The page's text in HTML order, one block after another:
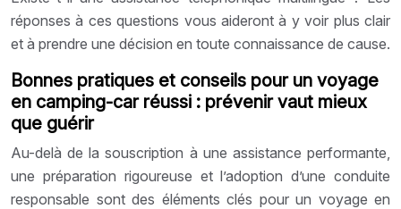
réponses à ces questions vous aideront à y voir plus clair
et à prendre une décision en toute connaissance de cause.
Bonnes pratiques et conseils pour un voyage
en camping-car réussi : prévenir vaut mieux
que guérir
Au-delà de la souscription à une assistance performante,
une préparation rigoureuse et l’adoption d’une conduite
responsable sont des éléments clés pour un voyage en